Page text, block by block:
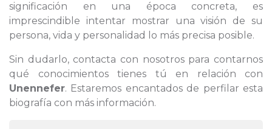
significación en una época concreta, es
imprescindible intentar mostrar una visión de su
persona, vida y personalidad lo más precisa posible.
Sin dudarlo, contacta con nosotros para contarnos
qué conocimientos tienes tú en relación con
Unennefer. Estaremos encantados de perfilar esta
biografía con más información.